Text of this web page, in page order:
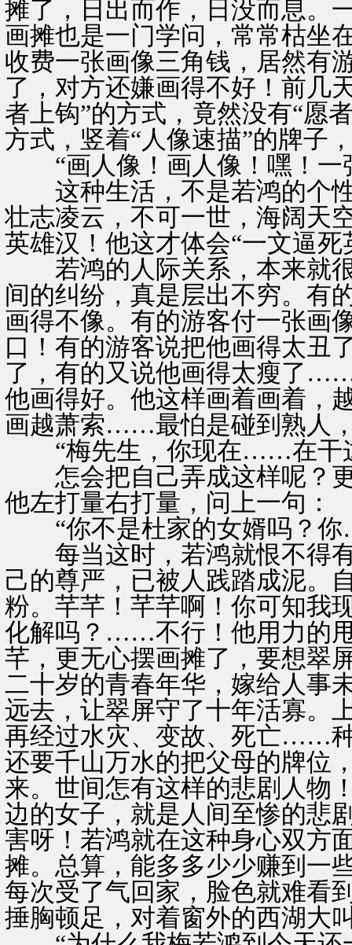
摊了，日出而作，日没而息。
画摊也是一门学问，常常枯坐
收费一张画像三角钱，居然有
了，对方还嫌画得不好！前几
者上钩”的方式，竟然没有“愿
方式，竖着“人像速描”的牌子
“画人像！画人像！嘿！一
这种生活，不是若鸿的个性
壮志凌云，不可一世，海阔
英雄汉！他这才体会“一文逼
若鸿的人际关系，本来就很
间的纠纷，真是层出不穷。有
画得不像。有的游客付一张画
口！有的游客说把他画得太丑
了，有的又说他画得太瘦了
他画得好。他这样画着画着，
画越萧索……最怕是碰到熟人
“梅先生，你现在……在干
怎会把自己弄成这样呢？更
他左打量右打量，问上一句：
“你不是杜家的女婿吗？你
每当这时，若鸿就恨不得有
己的尊严，已被人践踏成泥。
粉。芊芊！芊芊啊！你可知我
化解吗？……不行！他用力的
芊，更无心摆画摊了，要想翠
二十岁的青春年华，嫁给人事
远去，让翠屏守了十年活寡。
再经过水灾、变故、死亡……
还要千山万水的把父母的牌位
来。世间怎有这样的悲剧人物
边的女子，就是人间至惨的悲
害呀！若鸿就在这种身心双方
摊。总算，能多多少少赚到一
每次受了气回家，脸色就难看
捶胸顿足，对着窗外的西湖大